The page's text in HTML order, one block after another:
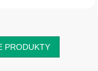
PRODUKTY